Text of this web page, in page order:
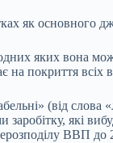
як основного
одних яких
на покриття
(від
які
ВВП